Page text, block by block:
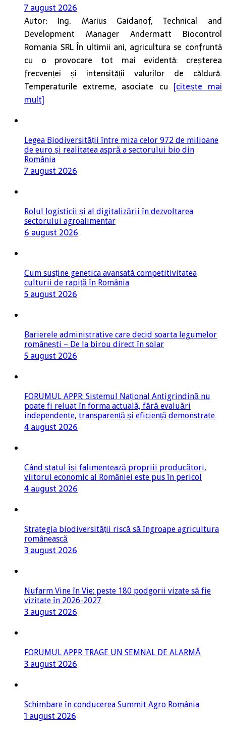
7 august 2026
Autor: Ing. Marius Gaidanof, Technical and
Development Manager Andermatt Biocontrol
Romania SRL În ultimii ani, agricultura se confruntă
cu o provocare tot mai evidentă: creșterea
frecvenței și intensității valurilor de căldură.
Temperaturile extreme, asociate cu [citește mai
mult]
Legea Biodiversității între miza celor 972 de milioane
de euro și realitatea aspră a sectorului bio din
România
7 august 2026
Rolul logisticii și al digitalizării în dezvoltarea
sectorului agroalimentar
6 august 2026
Cum susține genetica avansată competitivitatea
culturii de rapiță în România
5 august 2026
Barierele administrative care decid soarta legumelor
românești – De la birou direct în solar
5 august 2026
FORUMUL APPR: Sistemul Național Antigrindină nu
poate fi reluat în forma actuală, fără evaluări
independente, transparență și eficiență demonstrate
4 august 2026
Când statul își falimentează propriii producători,
viitorul economic al României este pus în pericol
4 august 2026
Strategia biodiversității riscă să îngroape agricultura
românească
3 august 2026
Nufarm Vine în Vie: peste 180 podgorii vizate să fie
vizitate în 2026-2027
3 august 2026
FORUMUL APPR TRAGE UN SEMNAL DE ALARMĂ
3 august 2026
Schimbare în conducerea Summit Agro România
1 august 2026